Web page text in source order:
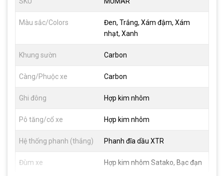
Màu sắc/Colors
Đen, Trắng, Xám đậm, Xám
nhạt, Xanh
Khung sườn Carbon
Càng/Phuộc xe Carbon
Ghi đông Hợp kim nhôm
Pô tăng/cổ xe Hợp kim nhôm
Hệ thống phanh (thắng) Phanh đĩa dầu XTR
Đùm xe Hợp kim nhôm Satako, Bạc đạn